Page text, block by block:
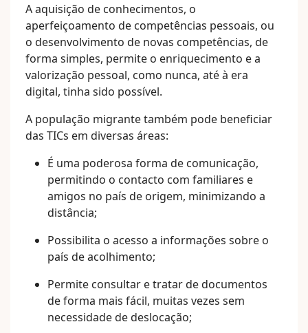
A aquisição de conhecimentos, o
aperfeiçoamento de competências pessoais, ou
o desenvolvimento de novas competências, de
forma simples, permite o enriquecimento e a
valorização pessoal, como nunca, até à era
digital, tinha sido possível.
A população migrante também pode beneficiar
das TICs em diversas áreas:
É uma poderosa forma de comunicação,
permitindo o contacto com familiares e
amigos no país de origem, minimizando a
distância;
Possibilita o acesso a informações sobre o
país de acolhimento;
Permite consultar e tratar de documentos
de forma mais fácil, muitas vezes sem
necessidade de deslocação;